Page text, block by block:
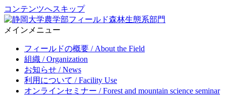
コンテンツへスキップ
science, Faculty of Agriculture, Shizuoka University
メインメニュー
フィールドの概要 / About the Field
組織 / Organization
お知らせ / News
利用について / Facility Use
オンラインセミナー / Forest and mountain science seminar